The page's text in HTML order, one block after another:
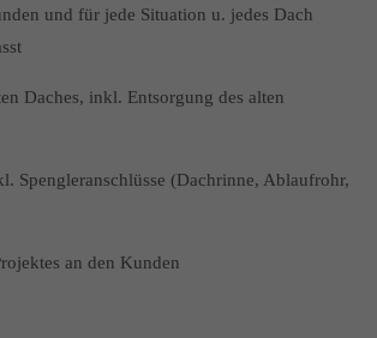
und für jede Situation u. jedes Dach
Daches, inkl. Entsorgung des alten
Spengleranschlüsse (Dachrinne, Ablaufrohr,
an den Kunden